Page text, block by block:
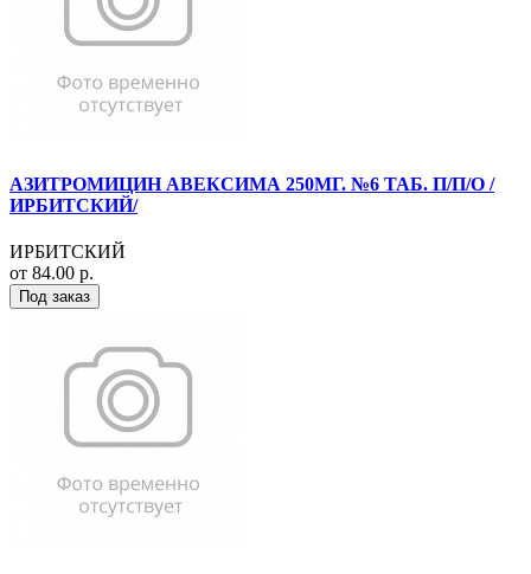
АЗИТРОМИЦИН АВЕКСИМА 250МГ. №6 ТАБ. П/П/О /
ИРБИТСКИЙ/
ИРБИТСКИЙ
от 84.00 р.
Под заказ